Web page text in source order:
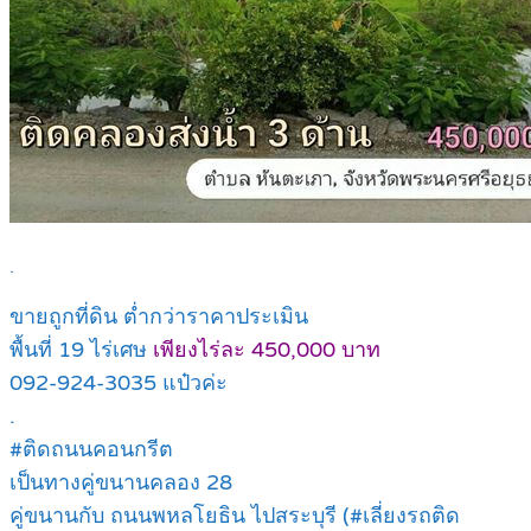
.
ขายถูกที่ดิน ต่ำกว่าราคาประเมิน
พื้นที่ 19 ไร่เศษ เพียงไร่ละ 450,000 บาท
092-924-3035 แป๋วค่ะ
.
#ติดถนนคอนกรีต
เป็นทางคู่ขนานคลอง 28
คู่ขนานกับ ถนนพหลโยธิน ไปสระบุรี (#เลี่ยงรถติด